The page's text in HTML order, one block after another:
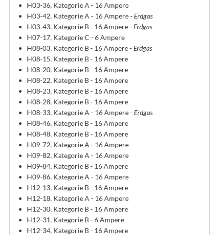
H03-36, Kategorie A - 16 Ampere
H03-42, Kategorie A - 16 Ampere -Erdgas
H03-43, Kategorie B - 16 Ampere -Erdgas
H07-17, Kategorie C - 6 Ampere
H08-03, Kategorie B - 16 Ampere -Erdgas
H08-15, Kategorie B - 16 Ampere
H08-20, Kategorie B - 16 Ampere
H08-22, Kategorie B - 16 Ampere
H08-23, Kategorie B - 16 Ampere
H08-28, Kategorie B - 16 Ampere
H08-33, Kategorie A - 16 Ampere -Erdgas
H08-46, Kategorie B - 16 Ampere
H08-48, Kategorie B - 16 Ampere
H09-72, Kategorie A - 16 Ampere
H09-82, Kategorie A - 16 Ampere
H09-84, Kategorie B - 16 Ampere
H09-86, Kategorie A - 16 Ampere
H12-13, Kategorie B - 16 Ampere
H12-18, Kategorie A - 16 Ampere
H12-30, Kategorie B - 16 Ampere
H12-31, Kategorie B - 6 Ampere
H12-34, Kategorie B - 16 Ampere